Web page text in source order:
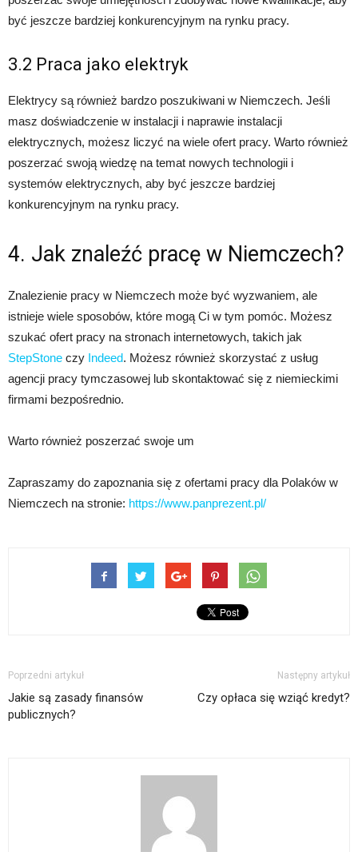
być jeszcze bardziej konkurencyjnym na rynku pracy.
3.2 Praca jako elektryk
Elektrycy są również bardzo poszukiwani w Niemczech. Jeśli
masz doświadczenie w instalacji i naprawie instalacji
elektrycznych, możesz liczyć na wiele ofert pracy. Warto również
poszerzać swoją wiedzę na temat nowych technologii i
systemów elektrycznych, aby być jeszcze bardziej
konkurencyjnym na rynku pracy.
4. Jak znaleźć pracę w Niemczech?
Znalezienie pracy w Niemczech może być wyzwaniem, ale
istnieje wiele sposobów, które mogą Ci w tym pomóc. Możesz
szukać ofert pracy na stronach internetowych, takich jak
StepStone czy Indeed. Możesz również skorzystać z usług
agencji pracy tymczasowej lub skontaktować się z niemieckimi
firmami bezpośrednio.
Warto również poszerzać swoje um
Zapraszamy do zapoznania się z ofertami pracy dla Polaków w
Niemczech na stronie: https://www.panprezent.pl/
Poprzedni artykuł
Jakie są zasady finansów
publicznych?
Następny artykuł
Czy opłaca się wziąć kredyt?